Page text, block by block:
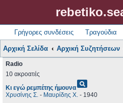
Γρήγορες συνδέσεις Τραγούδια
Αρχική Σελίδα Αρχική Συζητήσεων
Radio
10 ακροατές
Κι εγώ ρεμπέτης ήμουναpageview
Χρυσίνης Σ. - Μαυρίδης Χ. - 1940